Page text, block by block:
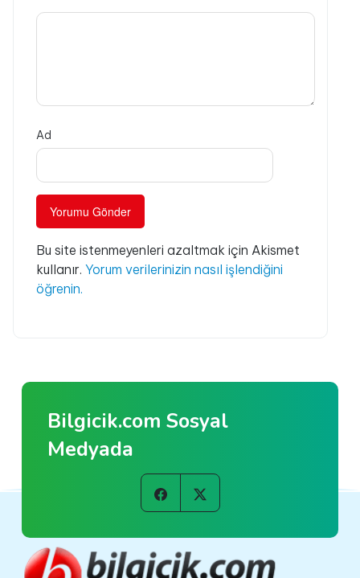
Ad
Bu site istenmeyenleri azaltmak için Akismet
kullanır. Yorum verilerinizin nasıl işlendiğini
öğrenin.
Bilgicik.com Sosyal
Medyada